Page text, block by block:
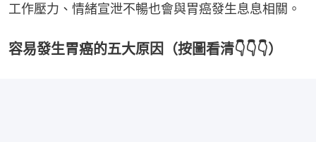
工作壓力、情緒宣泄不暢也會與胃癌發生息息相關。
容易發生胃癌的五大原因（按圖看清👇👇👇）